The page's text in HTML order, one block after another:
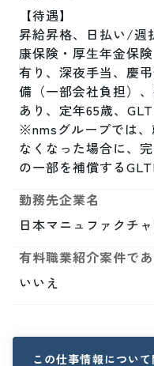
【待遇】
昇給昇格、日払い/週
康保険・厚生年金保
有り、深夜手当、慶
備（一部会社負担）
あり、定年65歳、
※nmsグループでは
なくなった場合に、
の一部を補償する
勤務先企業名
日本マニュファクチ
有料職業紹介案件で
いいえ
この仕事情報につい